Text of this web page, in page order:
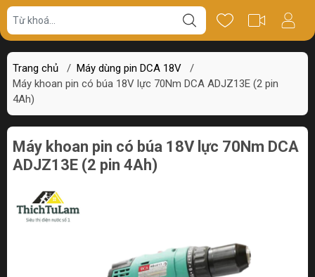
Trang chủ / Máy dùng pin DCA 18V
/
Máy khoan pin có búa 18V lực 70Nm DCA ADJZ13E (2 pin
4Ah)
Giá bán Thông số Review
Máy khoan pin có búa 18V lực 70Nm DCA
ADJZ13E (2 pin 4Ah)